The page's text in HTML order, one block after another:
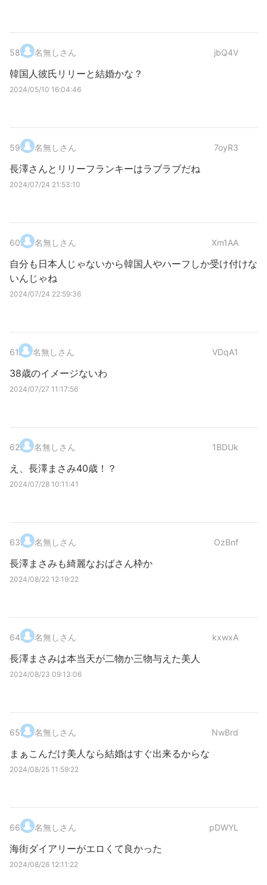
58. 名無しさん jbQ4V
韓国人彼氏リリーと結婚かな？
2024/05/10 16:04:46
59. 名無しさん 7oyR3
長澤さんとリリーフランキーはラブラブだね
2024/07/24 21:53:10
60. 名無しさん Xm1AA
自分も日本人じゃないから韓国人やハーフしか受け付けな
いんじゃね
2024/07/24 22:59:36
61. 名無しさん VDqA1
38歳のイメージないわ
2024/07/27 11:17:56
62. 名無しさん 1BDUk
え、長澤まさみ40歳！？
2024/07/28 10:11:41
63. 名無しさん OzBnf
長澤まさみも綺麗なおばさん枠か
2024/08/22 12:19:22
64. 名無しさん kxwxA
長澤まさみは本当天が二物か三物与えた美人
2024/08/23 09:13:06
65. 名無しさん NwBrd
まぁこんだけ美人なら結婚はすぐ出来るからな
2024/08/25 11:59:22
66. 名無しさん pDWYL
海街ダイアリーがエロくて良かった
2024/08/26 12:11:22